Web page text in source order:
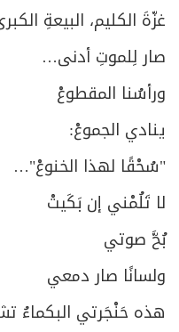
غزّةَ الكليم، البيعةِ
صار لِلموتِ أدنى…
ورأسُنا المقطوعْ
ينادي الجموعْ:
"سُحْقًا لهذا
لا تَلُمْني إن بَكَيتْ
بُحَّ صوتي
ولسانًا صار دمعي
هذه حَنْجَرتي البكماءُ